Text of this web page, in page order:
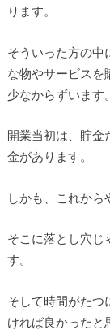
ります。
そういった方の中
な物やサービスを
少なからずいます。
開業当初は、貯金
金があります。
しかも、これから
そこに落とし穴じ
す。
そして時間がたつ
ければ良かったと